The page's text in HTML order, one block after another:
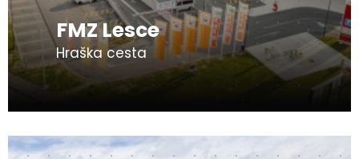
FMZ Lesce
Hraška cesta